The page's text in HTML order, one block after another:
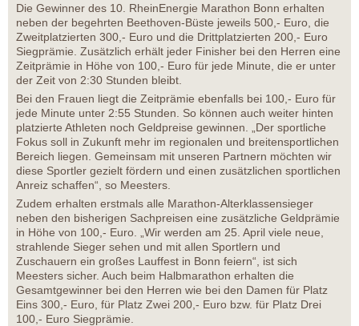
Die Gewinner des 10. RheinEnergie Marathon Bonn erhalten
neben der begehrten Beethoven-Büste jeweils 500,- Euro, die
Zweitplatzierten 300,- Euro und die Drittplatzierten 200,- Euro
Siegprämie. Zusätzlich erhält jeder Finisher bei den Herren eine
Zeitprämie in Höhe von 100,- Euro für jede Minute, die er unter
der Zeit von 2:30 Stunden bleibt.
Bei den Frauen liegt die Zeitprämie ebenfalls bei 100,- Euro für
jede Minute unter 2:55 Stunden. So können auch weiter hinten
platzierte Athleten noch Geldpreise gewinnen. „Der sportliche
Fokus soll in Zukunft mehr im regionalen und breitensportlichen
Bereich liegen. Gemeinsam mit unseren Partnern möchten wir
diese Sportler gezielt fördern und einen zusätzlichen sportlichen
Anreiz schaffen“, so Meesters.
Zudem erhalten erstmals alle Marathon-Alterklassensieger
neben den bisherigen Sachpreisen eine zusätzliche Geldprämie
in Höhe von 100,- Euro. „Wir werden am 25. April viele neue,
strahlende Sieger sehen und mit allen Sportlern und
Zuschauern ein großes Lauffest in Bonn feiern“, ist sich
Meesters sicher. Auch beim Halbmarathon erhalten die
Gesamtgewinner bei den Herren wie bei den Damen für Platz
Eins 300,- Euro, für Platz Zwei 200,- Euro bzw. für Platz Drei
100,- Euro Siegprämie.